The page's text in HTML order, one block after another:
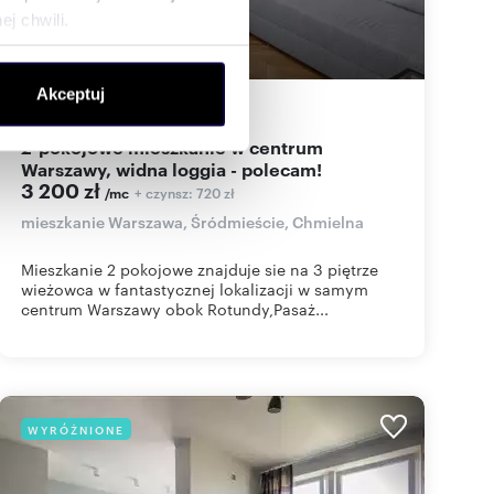
chwili.
społecznościowym,
od Ciebie lub
Akceptuj
2-pokojowe mieszkanie w centrum
Warszawy, widna loggia - polecam!
3 200 zł/mc + czynsz: 720 zł
mieszkanie Warszawa, Śródmieście, Chmielna
Mieszkanie 2 pokojowe znajduje sie na 3 piętrze
wieżowca w fantastycznej lokalizacji w samym
centrum Warszawy obok Rotundy,Pasaż...
WYRÓŻNIONE